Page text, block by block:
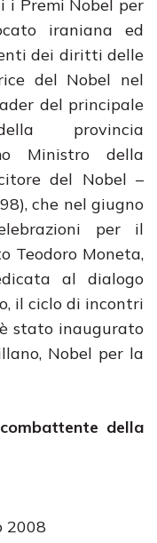
i Premi Nobel per
iraniana ed
dei diritti delle
del Nobel nel
del principale
provincia
Ministro della
del Nobel –
che nel giugno
per il
Teodoro Moneta,
al dialogo
il ciclo di incontri
stato inaugurato
Nobel per la
della
2008